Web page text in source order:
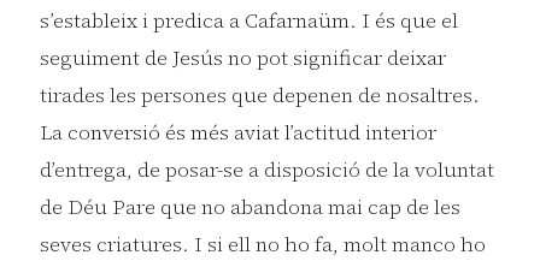
s’estableix i predica a Cafarnaüm. I és que el
seguiment de Jesús no pot significar deixar
tirades les persones que depenen de nosaltres.
La conversió és més aviat l’actitud interior
d’entrega, de posar-se a disposició de la voluntat
de Déu Pare que no abandona mai cap de les
seves criatures. I si ell no ho fa, molt manco ho